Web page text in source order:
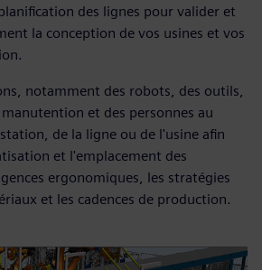
des lignes pour valider et
la conception de vos usines et vos
notamment des robots, des outils,
et des personnes au
de la ligne ou de l'usine afin
et l'emplacement des
ergonomiques, les stratégies
et les cadences de production.